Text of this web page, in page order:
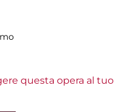
questa opera al tuo